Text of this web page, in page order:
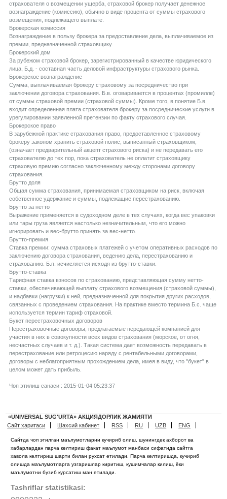
страхователя о возмещении ущерба, страховой брокер получает денежное
вознаграждение (комиссию), обычно в виде процента от суммы страхового
возмещения, подлежащего выплате.
Брокерская комиссия
Вознаграждение в пользу брокера за предоставление дела, выплачиваемое из
премии, предназначенной страховщику.
Брокерский дом
За рубежом страховой брокер, зарегистрированный в качестве юридического
лица, Б.д. - составная часть деловой инфраструктуры страхового рынка.
Брокерское вознаграждение
Сумма, выплачиваемая брокеру страховому за посредничество при
заключении договора страхования. Б.в. оговаривается в процентах (промилле)
от суммы страховой премии (страховой суммы). Кроме того, в понятие Б.в.
входит определенная плата страхователя брокеру за посреднические услуги в
урегулировании заявленной претензии по факту страхового случая.
Брокерское право
В зарубежной практике страхования право, предоставленное страховому
брокеру законом хранить страховой полис, выписанный страховщиком,
(означает предварительный акцепт страхового риска) и не передавать его
страхователю до тех пор, пока страхователь не оплатит страховщику
страховую премию согласно заключенному между сторонами договору
страхования.
Брутто доля
Общая сумма страхования, принимаемая страховщиком на риск, включая
собственное удержание и суммы, подлежащие перестрахованию.
Брутто за нетто
Выражение применяется в судоходном деле в тех случаях, когда вес упаковки
или тары груза является настолько незначительным, что его можно
игнорировать и вес-брутто принять за вес-нетто.
Брутто-премия
Ставка премии: сумма страховых платежей с учетом оперативных расходов по
заключению договора страхования, ведению дела, перестрахованию и
страхованию. Б.п. исчисляется исходя из брутто-ставки.
Брутто-ставка
Тарифная ставка взносов по страхованию, представляющая сумму нетто-
ставки, обеспечивающей выплату страхового возмещения (страховой суммы),
и надбавки (нагрузки) к ней, предназначенной для покрытия других расходов,
связанных с проведением страхования. На практике вместо термина Б.с. чаще
используется термин тариф страховой.
Букет перестраховочных договоров
Перестраховочные договоры, предлагаемые передающей компанией для
участия в них в совокупности всех видов страхования (морское, от огня,
несчастных случаев и т. д.). Такая система дает возможность передавать в
перестрахование или ретроцесию наряду с рентабельными договорами,
договоры с неблагоприятным прохождением дела, имея в виду, что "букет" в
целом может дать прибыль.
Чоп этилиш санаси : 2015-01-04 05:23:37
«UNIVERSAL SUG'URTA» АКЦИЯДОРЛИК ЖАМИЯТИ
Сайт харитаси
Шахсий кабинет RSS RU UZB ENG
Сайтда чоп этилган маълумотларни кучириб олиш, шунингдек ахборот ва
хабарлардан парча келтириш факат маълумот манбаси сифатида сайтга
хавола келтириш шарти билан рухсат етилади. Парча келтиришда, кучириб
олишда маълумотларга узгаришлар киритиш, кушимчалар килиш, ёки
маълумотни бузиб курсатиш ман етилади.
Tashriflar statistikasi: